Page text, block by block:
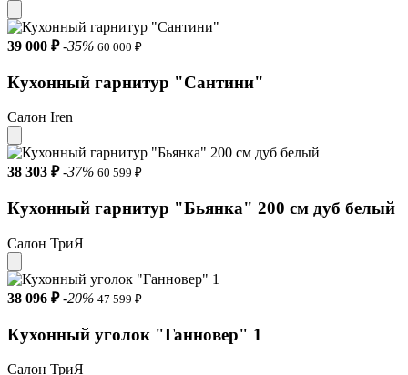
39 000 ₽ -35% 60 000 ₽
Кухонный гарнитур "Сантини"
Салон Iren
38 303 ₽ -37% 60 599 ₽
Кухонный гарнитур "Бьянка" 200 см дуб белый
Салон ТриЯ
38 096 ₽ -20% 47 599 ₽
Кухонный уголок "Ганновер" 1
Салон ТриЯ